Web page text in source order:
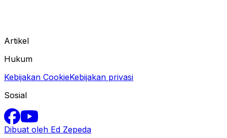
Artikel
Hukum
Kebijakan CookieKebijakan privasi
Sosial
Dibuat oleh Ed Zepeda